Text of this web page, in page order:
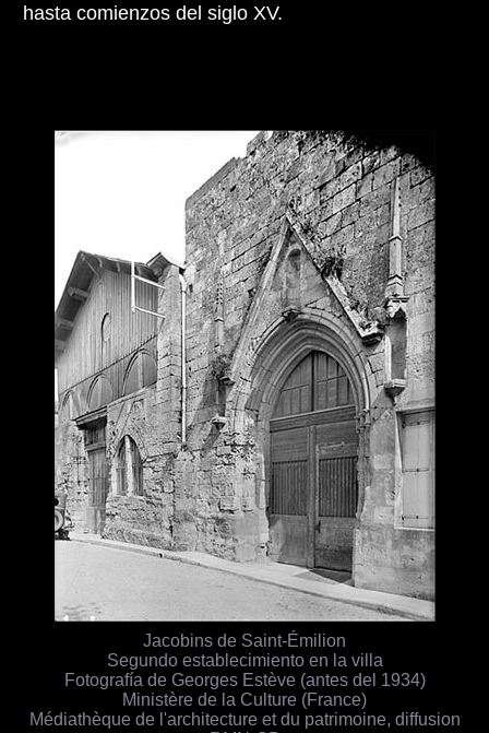
hasta comienzos del siglo XV.
Jacobins de Saint-Émilion
Segundo establecimiento en la villa
Fotografía de Georges Estève (antes del 1934)
Ministère de la Culture (France)
Médiathèque de l'architecture et du patrimoine, diffusion